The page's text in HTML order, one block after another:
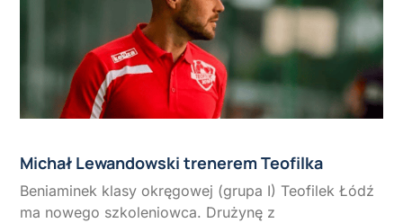
Michał Lewandowski trenerem Teofilka
Beniaminek klasy okręgowej (grupa I) Teofilek Łódź
ma nowego szkoleniowca. Drużynę z